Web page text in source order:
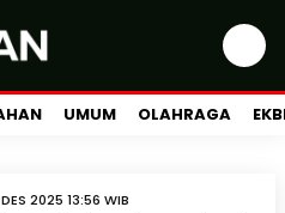
UMUM OLAHRAGA
2025 13:56 WIB